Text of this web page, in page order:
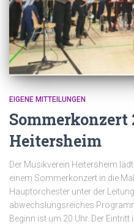
EIGENE MITTEILUNGEN
Sommerkonzert
Heitersheim
Der Musikverein Heitersheim
einem Sommerkonzert in die
Hauptorchester unter der
abwechslungsreiches
Beginn ist um 20 Uhr. Der Eintritt